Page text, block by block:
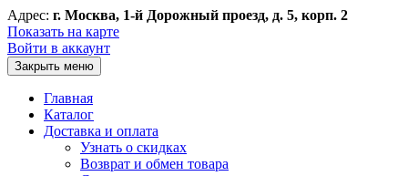
Адрес: г. Москва, 1-й Дорожный проезд, д. 5, корп. 2
Показать на карте
Войти в аккаунт
Закрыть меню
Главная
Каталог
Доставка и оплата
Узнать о скидках
Возврат и обмен товара